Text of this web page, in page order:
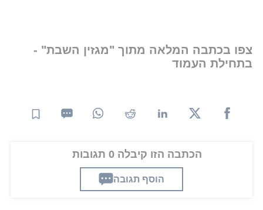
צפו בכתבה המלאה מתוך "מגזין השבת" -
בתחילת העמוד
הכתבה הזו קיבלה 0 תגובות
הוסף תגובה